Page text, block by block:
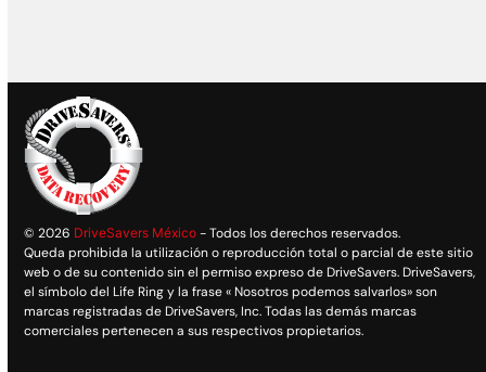
© 2026 DriveSavers México - Todos los derechos reservados.
Queda prohibida la utilización o reproducción total o parcial de este sitio
web o de su contenido sin el permiso expreso de DriveSavers. DriveSavers,
el símbolo del Life Ring y la frase « Nosotros podemos salvarlos» son
marcas registradas de DriveSavers, Inc. Todas las demás marcas
comerciales pertenecen a sus respectivos propietarios.